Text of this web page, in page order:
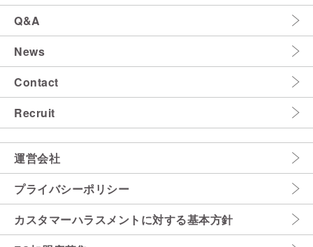
Q&A
News
Contact
Recruit
運営会社
プライバシーポリシー
カスタマーハラスメントに対する基本方針